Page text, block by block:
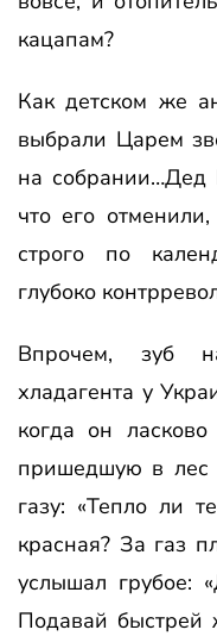
кацапам?
Как детском же
выбрали Царем
на собрании…Дед
что его
строго по
глубоко
Впрочем, зуб
хладагента у
когда он
пришедшую в лес
газу: «Тепло ли
красная? За газ
услышал грубое:
Подавай быстрей